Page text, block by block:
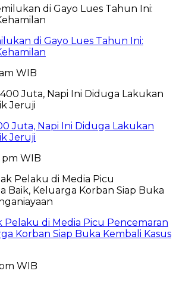
di Gayo Lues Tahun Ini:
WIB
Juta, Napi Ini Diduga Lakukan
Jeruji
pm WIB
Pelaku di Media Picu Pencemaran
Korban Siap Buka Kembali Kasus
WIB